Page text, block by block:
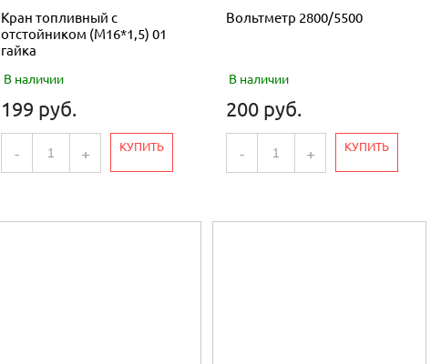
Кран топливный с
отстойником (М16*1,5) 01
гайка
В наличии
199 руб.
- + КУПИТЬ
Вольтметр 2800/5500
В наличии
200 руб.
- + КУПИТЬ